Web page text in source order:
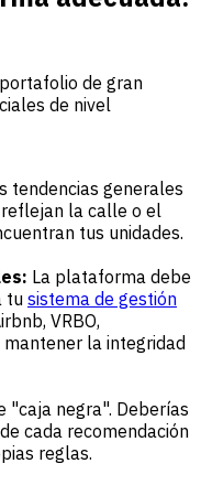
de gran
de nivel
tendencias generales
la calle o el
tus unidades.
La plataforma debe
tu sistema de gestión
VRBO,
la integridad
"caja negra". Deberías
cada recomendación
reglas.